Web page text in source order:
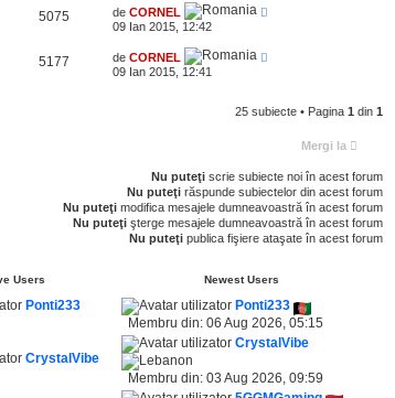
5075 de CORNEL
09 Ian 2015, 12:42
5177 de CORNEL
09 Ian 2015, 12:41
25 subiecte • Pagina 1 din 1
Mergi la
Nu puteţi scrie subiecte noi în acest forum
Nu puteţi răspunde subiectelor din acest forum
Nu puteţi modifica mesajele dumneavoastră în acest forum
Nu puteţi şterge mesajele dumneavoastră în acest forum
Nu puteţi publica fişiere ataşate în acest forum
Users Newest Users
Ponti233
CrystalVibe
Ponti233
Membru din: 06 Aug 2026, 05:15
CrystalVibe
Membru din: 03 Aug 2026, 09:59